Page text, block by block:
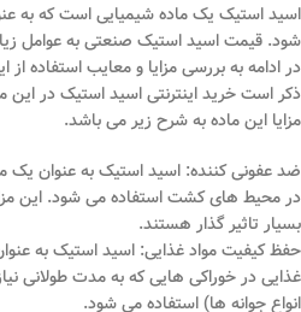
اسید استیک یک ماده شیمیایی است که به
‌شود. قیمت اسید استیک صنعتی به عوامل
در ادامه به بررسی مزایا و معایب استفاده
ذکر است خرید اینترنتی اسید استیک در
مزایا این ماده به شرح زیر می باشد.
ضد عفونی کننده: اسید استیک به عنوان یک
در محیط های کشت استفاده می شود. این
بسیار تاثیر گذار هستند.
حفظ کیفیت مواد غذایی: اسید استیک به
غذایی در خوراکی هایی که به مدت طولانی
انواع جوانه ها) استفاده می شود.